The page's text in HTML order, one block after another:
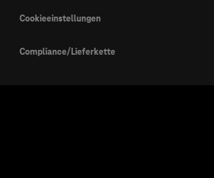
Cookieeinstellungen
Compliance/Lieferkette